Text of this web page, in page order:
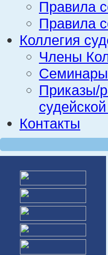
Правила
Правила
Коллегия
Члены
Приказы/
Контакты